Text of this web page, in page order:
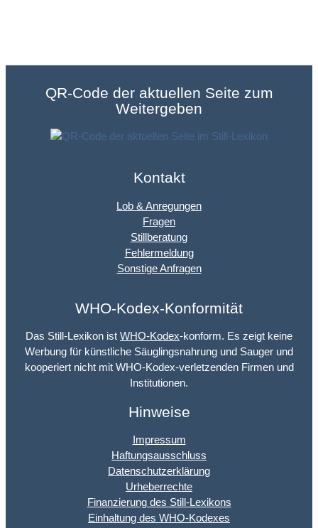
QR-Code der aktuellen Seite zum
Weitergeben
Kontakt
Lob & Anregungen
Fragen
Stillberatung
Fehlermeldung
Sonstige Anfragen
WHO-Kodex-Konformität
Das Still-Lexikon ist WHO-Kodex-konform. Es zeigt keine
Werbung für künstliche Säuglingsnahrung und Sauger und
kooperiert nicht mit WHO-Kodex-verletzenden Firmen und
Institutionen.
Hinweise
Impressum
Haftungsausschluss
Datenschutzerklärung
Urheberrechte
Finanzierung des Still-Lexikons
Einhaltung des WHO-Kodexes